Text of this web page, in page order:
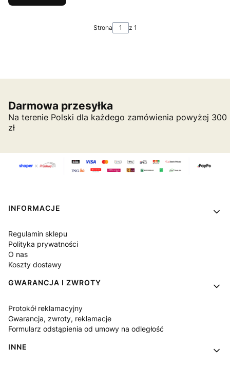
Strona z 1
Darmowa przesyłka
Na terenie Polski dla każdego zamówienia powyżej 300
zł
Linki w stopce
INFORMACJE
Regulamin sklepu
Polityka prywatności
O nas
Koszty dostawy
GWARANCJA I ZWROTY
Protokół reklamacyjny
Gwarancja, zwroty, reklamacje
Formularz odstąpienia od umowy na odległość
INNE